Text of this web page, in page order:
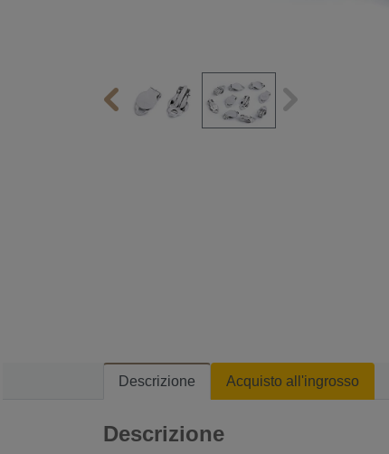
Descrizione Acquisto all'ingrosso
Descrizione